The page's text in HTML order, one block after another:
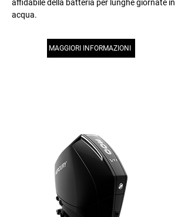
affidabile della batteria per lunghe giornate in
acqua.
MAGGIORI INFORMAZIONI